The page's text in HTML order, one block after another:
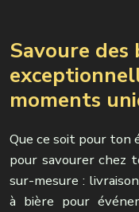
Savoure des
moments
Que ce soit pour ton
pour savourer chez
sur-mesure :
à bière pour